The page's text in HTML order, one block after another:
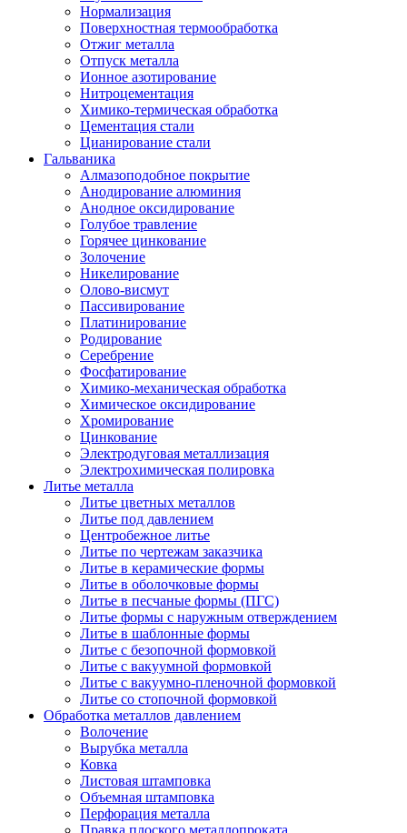
Нормализация
Поверхностная термообработка
Отжиг металла
Отпуск металла
Ионное азотирование
Нитроцементация
Химико-термическая обработка
Цементация стали
Цианирование стали
Гальваника
Алмазоподобное покрытие
Анодирование алюминия
Анодное оксидирование
Голубое травление
Горячее цинкование
Золочение
Никелирование
Олово-висмут
Пассивирование
Платинирование
Родирование
Серебрение
Фосфатирование
Химико-механическая обработка
Химическое оксидирование
Хромирование
Цинкование
Электродуговая металлизация
Электрохимическая полировка
Литье металла
Литье цветных металлов
Литье под давлением
Центробежное литье
Литье по чертежам заказчика
Литье в керамические формы
Литье в оболочковые формы
Литье в песчаные формы (ПГС)
Литье формы с наружным отверждением
Литье в шаблонные формы
Литье с безопочной формовкой
Литье с вакуумной формовкой
Литье с вакуумно-пленочной формовкой
Литье со стопочной формовкой
Обработка металлов давлением
Волочение
Вырубка металла
Ковка
Листовая штамповка
Объемная штамповка
Перфорация металла
Правка плоского металлопроката